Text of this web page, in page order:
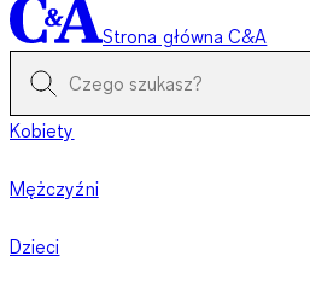
Strona główna C&A
Kobiety
Mężczyźni
Dzieci